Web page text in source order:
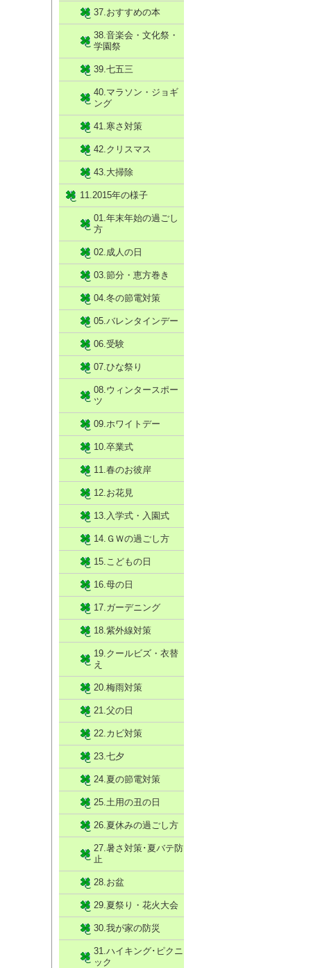
37.おすすめの本
38.音楽会・文化祭・
学園祭
39.七五三
40.マラソン・ジョギ
ング
41.寒さ対策
42.クリスマス
43.大掃除
11.2015年の様子
01.年末年始の過ごし
方
02.成人の日
03.節分・恵方巻き
04.冬の節電対策
05.バレンタインデー
06.受験
07.ひな祭り
08.ウィンタースポー
ツ
09.ホワイトデー
10.卒業式
11.春のお彼岸
12.お花見
13.入学式・入園式
14.ＧＷの過ごし方
15.こどもの日
16.母の日
17.ガーデニング
18.紫外線対策
19.クールビズ・衣替
え
20.梅雨対策
21.父の日
22.カビ対策
23.七夕
24.夏の節電対策
25.土用の丑の日
26.夏休みの過ごし方
27.暑さ対策･夏バテ防
止
28.お盆
29.夏祭り・花火大会
30.我が家の防災
31.ハイキング･ピクニ
ック